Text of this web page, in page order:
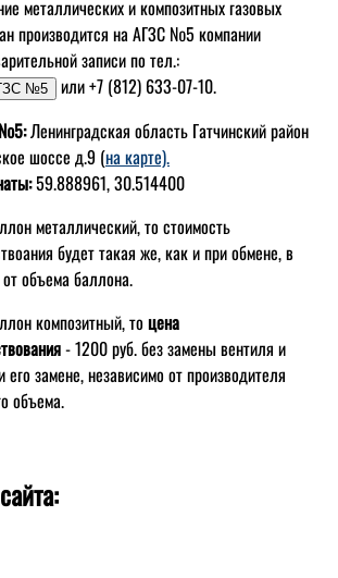
металлических и композитных газовых
производится на АГЗС №5 компании
записи по тел.:
или +7 (812) 633-07-10.
№5:Ленинградская область Гатчинский район
шоссе д.9 (на карте).
59.888961, 30.514400
металлический, то стоимость
будет такая же, как и при обмене, в
объема баллона.
композитный, тоцена
- 1200 руб. без замены вентиля и
его замене, независимо от производителя
объема.